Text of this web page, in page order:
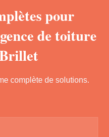
pour
de toiture
complète de solutions.